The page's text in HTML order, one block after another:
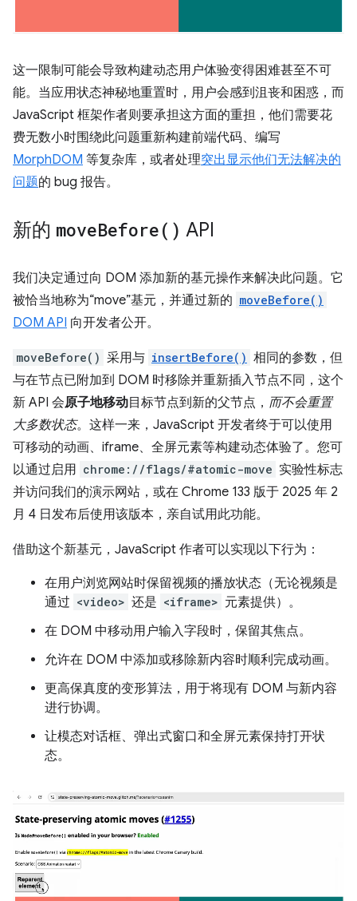
这一限制可能会导致构建动态用户体验变得困难甚至不可
能。当应用状态神秘地重置时，用户会感到沮丧和困惑，而
JavaScript 框架作者则要承担这方面的重担，他们需要花
费无数小时围绕此问题重新构建前端代码、编写
MorphDOM 等复杂库，或者处理突出显示他们无法解决的
问题的 bug 报告。
新的 moveBefore( ) API
我们决定通过向 DOM 添加新的基元操作来解决此问题。它
被恰当地称为“move”基元，并通过新的 moveBefore()
DOM API 向开发者公开。
moveBefore() 采用与 insertBefore() 相同的参数，但
与在节点已附加到 DOM 时移除并重新插入节点不同，这个
新 API 会原子地移动目标节点到新的父节点， 而不会重置
大多数状态。这样一来，JavaScript 开发者终于可以使用
可移动的动画、iframe、全屏元素等构建动态体验了。您可
以通过启用 chrome://flags/#atomic-move 实验性标志
并访问我们的演示网站，或在 Chrome 133 版于 2025 年 2
月 4 日发布后使用该版本，亲自试用此功能。
借助这个新基元，JavaScript 作者可以实现以下行为：
在用户浏览网站时保留视频的播放状态（无论视频是
通过 <video> 还是 <iframe> 元素提供）。
在 DOM 中移动用户输入字段时，保留其焦点。
允许在 DOM 中添加或移除新内容时顺利完成动画。
更高保真度的变形算法，用于将现有 DOM 与新内容
进行协调。
让模态对话框、弹出式窗口和全屏元素保持打开状
态。